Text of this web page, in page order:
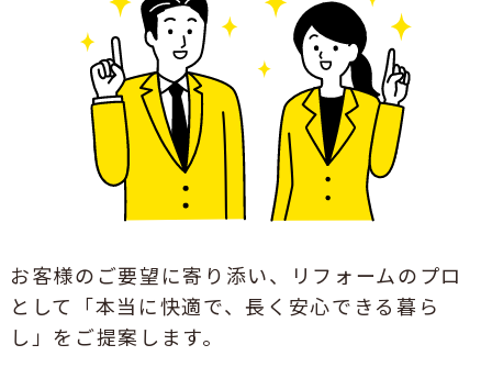
お客様のご要望に寄り添い、リフォームのプロ
として「本当に快適で、長く安心できる暮ら
し」をご提案します。